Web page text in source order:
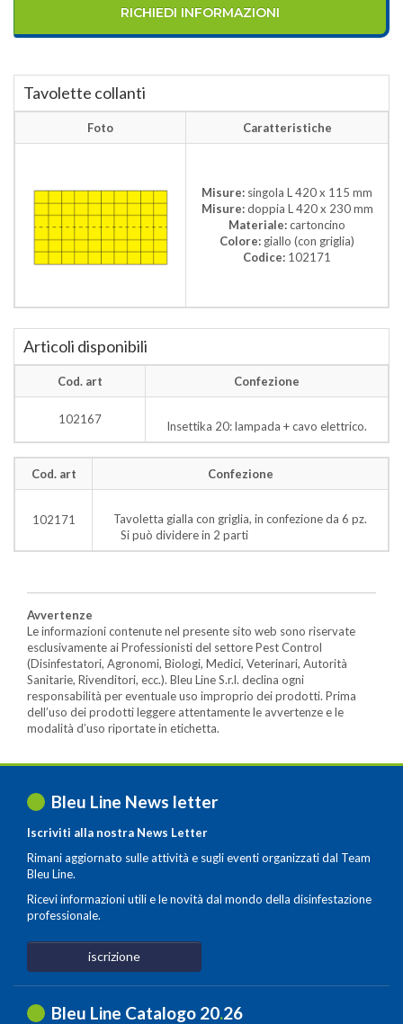
RICHIEDI INFORMAZIONI
Tavolette collanti
Foto Caratteristiche
Misure: singola L 420 x 115 mm
Misure:doppia L 420 x 230 mm
Materiale:cartoncino
Colore: giallo (con griglia)
Codice: 102171
Articoli disponibili
Cod. art Confezione
102167 Insettika 20: lampada + cavo elettrico.
Cod. art Confezione
102171
Tavoletta gialla con griglia, in confezione da 6 pz.
Si può dividere in 2 parti
Avvertenze
Le informazioni contenute nel presente sito web sono riservate
esclusivamente ai Professionisti del settore Pest Control
(Disinfestatori, Agronomi, Biologi, Medici, Veterinari, Autorità
Sanitarie, Rivenditori, ecc.). Bleu Line S.r.l. declina ogni
responsabilità per eventuale uso improprio dei prodotti. Prima
dell’uso dei prodotti leggere attentamente le avvertenze e le
modalità d’uso riportate in etichetta.
Bleu Line News letter
Iscriviti alla nostra News Letter
Rimani aggiornato sulle attività e sugli eventi organizzati dal Team
Bleu Line.
Ricevi informazioni utili e le novità dal mondo della disinfestazione
professionale.
iscrizione
Bleu Line Catalogo 20.26